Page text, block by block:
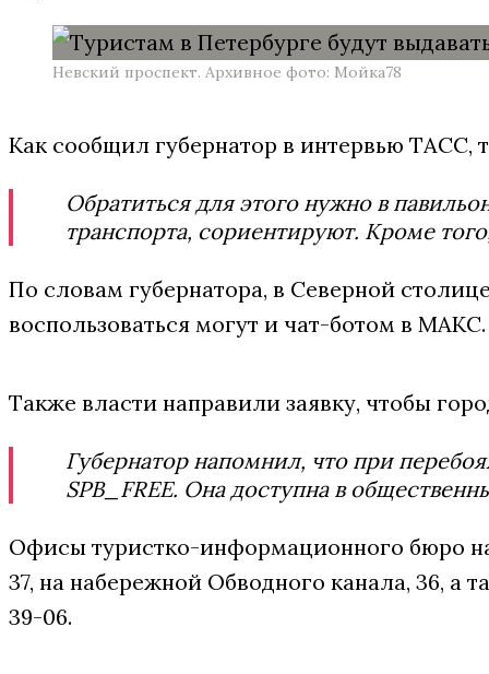
Невский проспект. Архивное фото: Мойка78
Как сообщил губернатор в интервью ТАСС,
Обратиться для этого нужно в
транспорта, сориентируют. Кроме
По словам губернатора, в Северной
воспользоваться могут и чат-ботом в МАКС.
Также власти направили заявку, чтобы
Губернатор напомнил, что при
SPB_FREE. Она доступна в
Офисы туристко-информационного бюро
37, на набережной Обводного канала, 36,
39-06.